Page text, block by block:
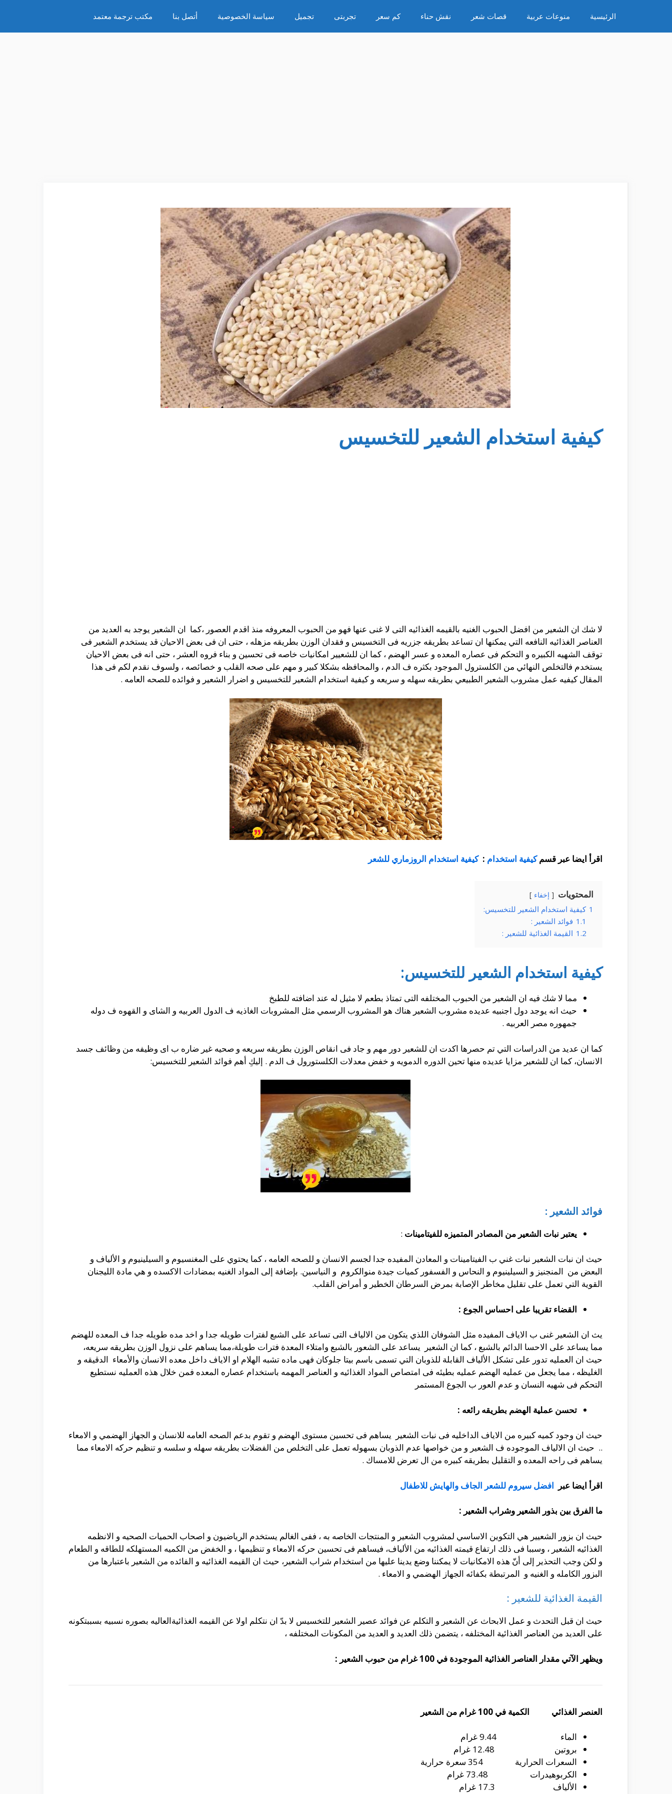
المحتوى
الرئيسية منوعات عربية قصات شعر نقش حناء كم سعر تجربتى تجميل سياسة الخصوصية أتصل بنا مكتب ترجمة معتمد
كيفية استخدام الشعير للتخسيس
لا شك ان الشعير من افضل الحبوب الغنيه بالقيمه الغذائيه التى لا غنى عنها فهو من الحبوب المعروفه منذ اقدم العصور ،كما ان الشعير يوجد به العديد من
العناصر الغذائيه النافعه التي يمكنها ان تساعد بطريقه جزريه فى التخسيس و فقدان الوزن بطريقه مزهله ، حتى ان فى بعض الاحيان قد يستخدم الشعير فى
توقف الشهيه الكبيره و التحكم فى عصاره المعده و عسر الهضم ، كما ان للشعيير امكانيات خاصه فى تحسين و بناء فروه العشر ، حتى انه فى بعض الاحيان
يستخدم فالتخلص النهائي من الكلسترول الموجود بكثره ف الدم ، والمحافظه بشكلا كبير و مهم على صحه القلب و خصائصه ، ولسوف نقدم لكم فى هذا
المقال كيفيه عمل مشروب الشعير الطبيعي بطريقه سهله و سريعه و كيفية استخدام الشعير للتخسيس و اضرار الشعير و فوائده للصحه العامه .
اقرأ ايضا عبر قسمكيفية استخدام :كيفية استخدام الروزماري للشعر
المحتويات إخفاء
1 كيفية استخدام الشعير للتخسيس:
1.1 فوائد الشعير :
1.2 القيمة الغذائية للشعير :
كيفية استخدام الشعير للتخسيس:
مما لا شك فيه ان الشعير من الحبوب المختلفه التى تمتاذ بطعم لا مثيل له عند اضافته للطبخ
حيث انه يوجد دول اجنبيه عديده مشروب الشعير هناك هو المشروب الرسمي مثل المشروبات الغاذيه ف الدول العربيه و الشاى و القهوه ف دوله
جمهوره مصر العربيه .
كما ان عديد من الدراسات التي تم حصرها اكدت ان للشعير دور مهم و جاد فى انقاص الوزن بطريقه سريعه و صحيه غير ضاره ب اى وظيفه من وظائف جسد
الانسان، كما ان للشعير مزايا عديده منها تحين الدوره الدمويه و خفض معدلات الكلستورول ف الدم . إليكِ أهم فوائد الشعير للتخسيس:
فوائد الشعير :
يعتبر نبات الشعير من المصادر المتميزه للفيتامينات :
حيث ان نبات الشعير نبات غني ب الفيتامينات و المعادن المفيده جدا لجسم الانسان و للصحه العامه ، كما يحتوي على المغنسيوم و السيلينيوم و الألياف و
البعض من المنجنيز و السيلينيوم و النحاس و الفسفور كميات جيدة منوالكروم و النياسين. بإضافة إلى المواد الغنيه بمضادات الاكسده و هي مادة الليجنان
القوية التي تعمل على تقليل مخاطر الإصابة بمرض السرطان الخطير و أمراض القلب.
القضاء تقريبا على احساس الجوع :
يث ان الشعير غنى ب الاياف المفيده مثل الشوفان اللذي يتكون من الالياف التى تساعد على الشبع لفترات طويله جدا و اخد مده طويله جدا ف المعده للهضم
مما يساعد على الاحسا الدائم بالشبع ، كما ان الشعير يساعد على الشعور بالشبع وامتلاء المعدة فترات طويلة،مما يساهم على نزول الوزن بطريقه سريعه،
حيث ان العمليه تدور على تشكل الألياف القابلة للذوبان التي تسمى باسم بيتا جلوكان فهى ماده تشبه الهلام او الاياف داخل معده الانسان والأمعاء الدقيقه و
الغليظه ، مما يجعل من عمليه الهضم عمليه بطيئه فى امتصاص المواد الغذائيه و العناصر المهمه باستخدام عصاره المعده فمن خلال هذه العمليه نستطيع
التحكم فى شهيه النسان و عدم العور ب الجوع المستمر
تحسن عملية الهضم بطريقه رائعه :
حيث ان وجود كميه كبيره من الاياف الداخليه فى نبات الشعير يساهم فى تحسين مستوى الهضم و تقوم بدعم الصحه العامه للانسان و الجهاز الهضمي و الامعاء
.. حيث ان الالياف الموجوده ف الشعير و من خواصها عدم الذوبان بسهوله تعمل على التخلص من الفضلات بطريقه سهله و سلسه و تنظيم حركه الامعاء مما
يساهم فى راحه المعده و التقليل بطريقه كبيره من ال تعرض للامساك .
اقرأ ايضا عبر افضل سيروم للشعر الجاف والهايش للاطفال
ما الفرق بين بذور الشعير وشراب الشعير :
حيث ان بزور الشعيير هي التكوين الاساسي لمشروب الشعير و المنتجات الخاصه به ، ففى الغالم يستخدم الرياضيون و اصحاب الحميات الصحيه و الانظمه
الغذائيه الشعير ، وسببا فى ذلك ارتفاع قيمته الغذائيه من الألياف، فيساهم فى تحسين حركه الامعاء و تنظيمها ، و الخفض من الكميه المستهلكه للطاقه و الطعام
و لكن وجب التحذير إلى أنّ هذه الامكانيات لا يمكننا وضع يدينا عليها من استخدام شراب الشعير، حيث ان القيمه الغذائيه و الفائده من الشعير باعتبارها من
البزور الكامله و الغنيه و المرتبطة بكفائه الجهاز الهضمي و الامعاء .
القيمة الغذائية للشعير :
حيث ان قبل التحدث و عمل الابحاث عن الشعير و التكلم عن فوائد عصير الشعير للتخسيس لا بدّ ان نتكلم اولا عن القيمه الغذائيةالعاليه بصوره نسبيه بسببتكونه
على العديد من العناصر الغذائية المختلفه ، يتضمن ذلك العديد و العديد من المكونات المختلفه ،
ويظهر الآتي مقدار العناصر الغذائية الموجودة في 100 غرام من حبوب الشعير :
العنصر الغذائي الكمية في 100 غرام من الشعير
الماء 9.44 غرام
بروتين 12.48 غرام
السعرات الحرارية 354 سعرة حرارية
الكربوهيدرات 73.48 غرام
الألياف 17.3 غرام